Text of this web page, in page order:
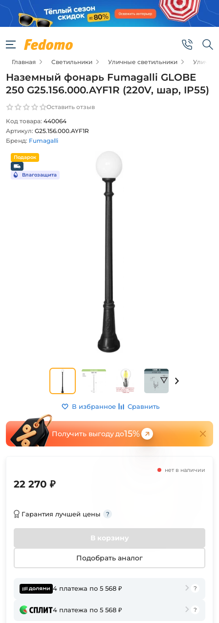
Главная Светильники Уличные светильники
Наземный фонарь Fumagalli GLOBE
250 G25.156.000.AYF1R (220V, шар, IP55)
Оставить отзыв
Код товара: 440064
Артикул: G25.156.000.AYF1R
Бренд: Fumagalli
В избранное Сравнить
Получить выгоду до15%
нет в наличии
22 270 ₽
Гарантия лучшей цены
В корзину
Подобрать аналог
4 платежа по 5 568 ₽
4 платежа по 5 568 ₽